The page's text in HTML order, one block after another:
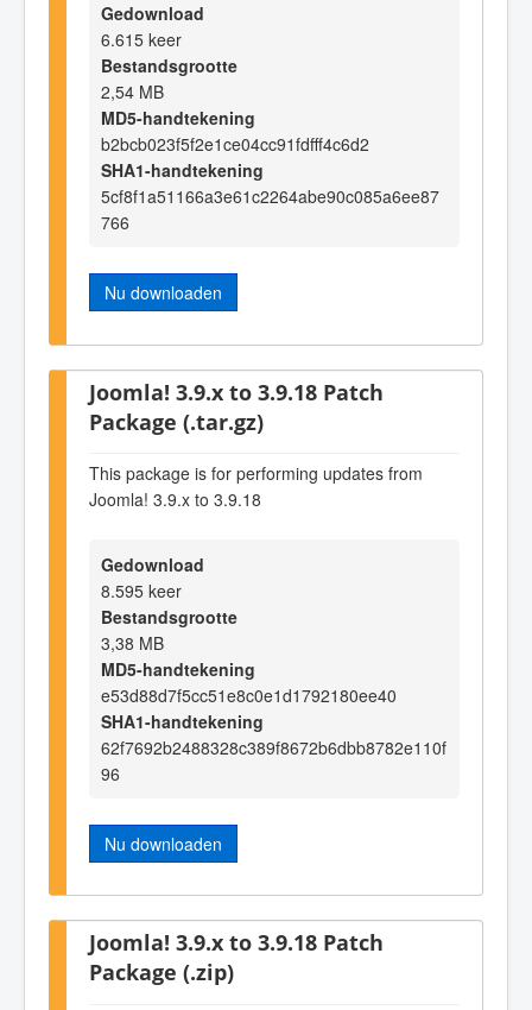
Gedownload
6.615 keer
Bestandsgrootte
2,54 MB
MD5-handtekening
b2bcb023f5f2e1ce04cc91fdfff4c6d2
SHA1-handtekening
5cf8f1a51166a3e61c2264abe90c085a6ee87
766
Nu downloaden
Joomla! 3.9.x to 3.9.18 Patch
Package (.tar.gz)
This package is for performing updates from
Joomla! 3.9.x to 3.9.18
Gedownload
8.595 keer
Bestandsgrootte
3,38 MB
MD5-handtekening
e53d88d7f5cc51e8c0e1d1792180ee40
SHA1-handtekening
62f7692b2488328c389f8672b6dbb8782e110f
96
Nu downloaden
Joomla! 3.9.x to 3.9.18 Patch
Package (.zip)